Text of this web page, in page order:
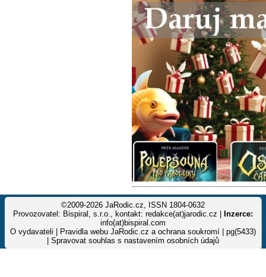
©2009-2026 JaRodic.cz, ISSN 1804-0632
Provozovatel: Bispiral, s.r.o., kontakt: redakce(at)jarodic.cz |
Inzerce:
info(at)bispiral.com
O vydavateli
Pravidla webu JaRodic.cz a ochrana soukromí | pg(5433)
Spravovat souhlas s nastavením osobních údajů